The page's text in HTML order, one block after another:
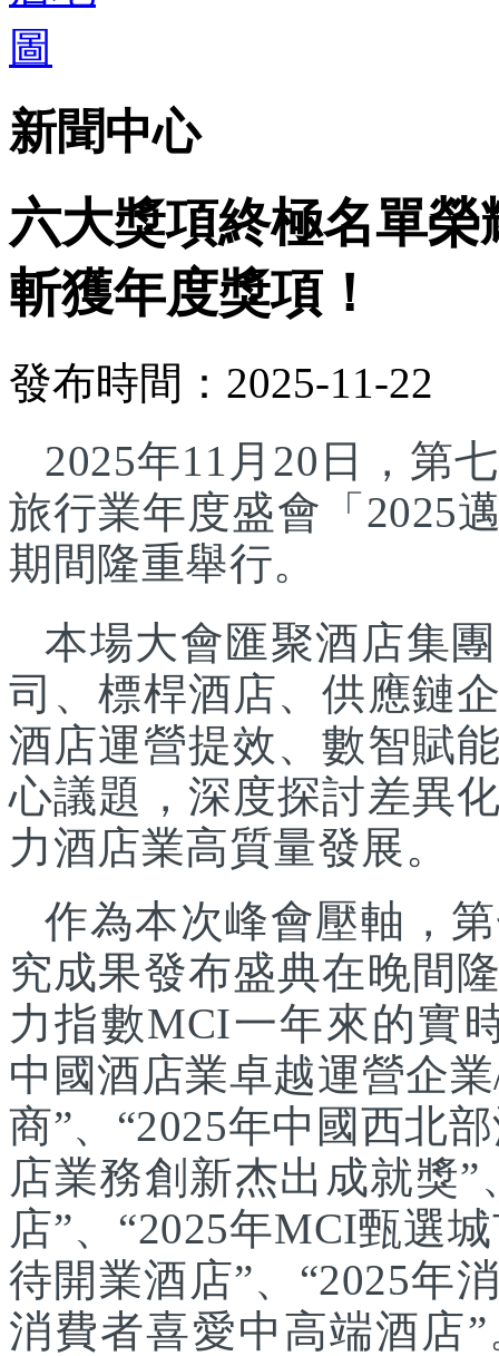
新聞中心
六大獎項終極名單
斬獲年度獎項！
發布時間：2025-11-22
2025年11月20日，第
旅行業年度盛會「2025
期間隆重舉行。
本場大會匯聚酒店集
司、標桿酒店、供應鏈
酒店運營提效、數智賦
心議題，深度探討差異
力酒店業高質量發展。
作為本次峰會壓軸，
究成果發布盛典在晚間
力指數MCI一年來的實
中國酒店業卓越運營企
商”、“2025年中國西北
店業務創新杰出成就獎
店”、“2025年MCI甄選
待開業酒店”、“2025年
消費者喜愛中高端酒店